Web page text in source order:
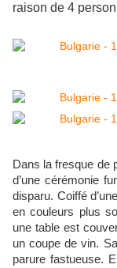
raison de 4
Dans la fresque de
d’une cérémonie
disparu. Coiffé
en couleurs plus
une table est
un coupe de vin.
parure fastueuse.